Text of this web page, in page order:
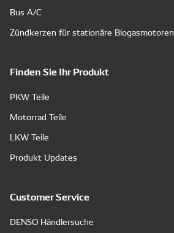
Bus A/C
Zündkerzen für stationäre Biogasmotoren
Finden Sie Ihr Produkt
PKW Teile
Motorrad Teile
LKW Teile
Produkt Updates
Customer Service
DENSO Händlersuche